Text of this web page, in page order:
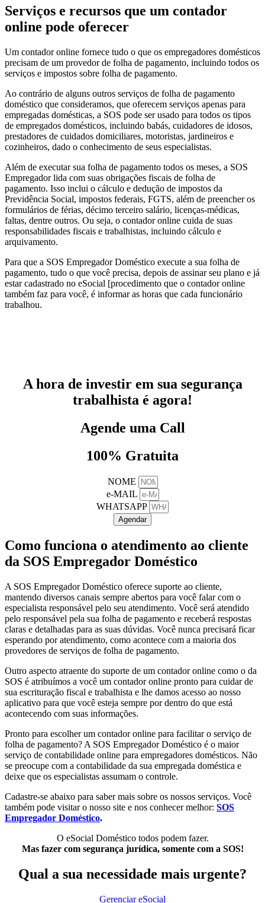
Serviços e recursos que um contador
online pode oferecer
Um contador online fornece tudo o que os empregadores domésticos
precisam de um provedor de folha de pagamento, incluindo todos os
serviços e impostos sobre folha de pagamento.
Ao contrário de alguns outros serviços de folha de pagamento
doméstico que consideramos, que oferecem serviços apenas para
empregadas domésticas, a SOS pode ser usado para todos os tipos
de empregados domésticos, incluindo babás, cuidadores de idosos,
prestadores de cuidados domiciliares, motoristas, jardineiros e
cozinheiros, dado o conhecimento de seus especialistas.
Além de executar sua folha de pagamento todos os meses, a SOS
Empregador lida com suas obrigações fiscais de folha de
pagamento. Isso inclui o cálculo e dedução de impostos da
Previdência Social, impostos federais, FGTS, além de preencher os
formulários de férias, décimo terceiro salário, licenças-médicas,
faltas, dentre outros. Ou seja, o contador online cuida de suas
responsabilidades fiscais e trabalhistas, incluindo cálculo e
arquivamento.
Para que a SOS Empregador Doméstico execute a sua folha de
pagamento, tudo o que você precisa, depois de assinar seu plano e já
estar cadastrado no eSocial [procedimento que o contador online
também faz para você, é informar as horas que cada funcionário
trabalhou.
A hora de investir em sua segurança
trabalhista é agora!
Agende uma Call
100% Gratuita
NOME
e-MAIL
WHATSAPP
Agendar
Como funciona o atendimento ao cliente
da SOS Empregador Doméstico
A SOS Empregador Doméstico oferece suporte ao cliente,
mantendo diversos canais sempre abertos para você falar com o
especialista responsável pelo seu atendimento. Você será atendido
pelo responsável pela sua folha de pagamento e receberá respostas
claras e detalhadas para as suas dúvidas. Você nunca precisará ficar
esperando por atendimento, como acontece com a maioria dos
provedores de serviços de folha de pagamento.
Outro aspecto atraente do suporte de um contador online como o da
SOS é atribuímos a você um contador online pronto para cuidar de
sua escrituração fiscal e trabalhista e lhe damos acesso ao nosso
aplicativo para que você esteja sempre por dentro do que está
acontecendo com suas informações.
Pronto para escolher um contador online para facilitar o serviço de
folha de pagamento? A SOS Empregador Doméstico é o maior
serviço de contabilidade online para empregadores domésticos. Não
se preocupe com a contabilidade da sua empregada doméstica e
deixe que os especialistas assumam o controle.
Cadastre-se abaixo para saber mais sobre os nossos serviços. Você
também pode visitar o nosso site e nos conhecer melhor: SOS
Empregador Doméstico.
O eSocial Doméstico todos podem fazer.
Mas fazer com segurança jurídica, somente com a SOS!
Qual a sua necessidade mais urgente?
Gerenciar eSocial